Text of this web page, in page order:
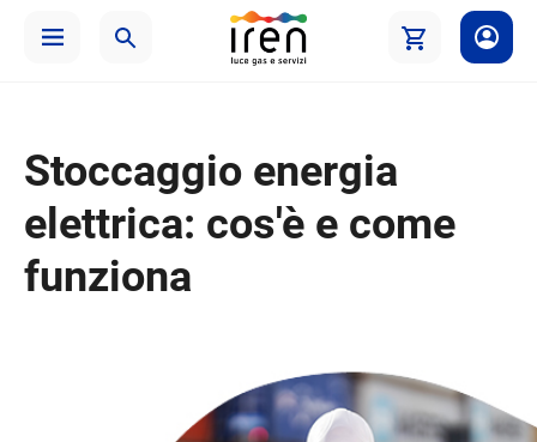
Stoccaggio energia
elettrica: cos'è e come
funziona